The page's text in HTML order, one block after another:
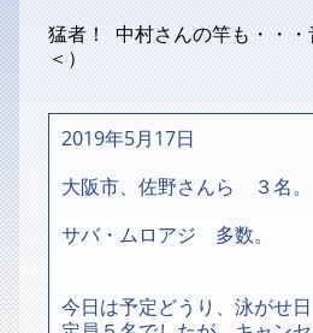
猛者！ 中村さんの竿も・・・
＜）
2019年5月17日
大阪市、佐野さんら ３名。
サバ・ムロアジ 多数。
今日は予定どうり、泳がせ